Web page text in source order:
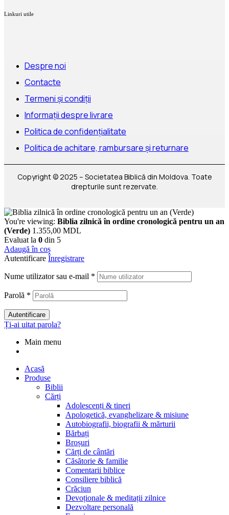
Linkuri utile
Despre noi
Contacte
Termeni și condiții
Informații despre livrare
Politica de confidențialitate
Politica de achitare, rambursare și returnare
Copyright © 2025 – Societatea Biblică din Moldova. Toate
drepturile sunt rezervate.
You're viewing: Biblia zilnică în ordine cronologică pentru un an
(Verde) 1.355,00 MDL
Evaluat la 0 din 5
Adaugă în coș
Autentificare Înregistrare
Nume utilizator sau e-mail *
Parolă *
Autentificare
Ți-ai uitat parola?
Main menu
Acasă
Produse
Biblii
Cărți
Adolescenți & tineri
Apologetică, evanghelizare & misiune
Autobiografii, biografii & mărturii
Bărbați
Broșuri
Cărți de cântări
Căsătorie & familie
Comentarii biblice
Consiliere biblică
Crăciun
Devoționale & meditații zilnice
Dezvoltare personală